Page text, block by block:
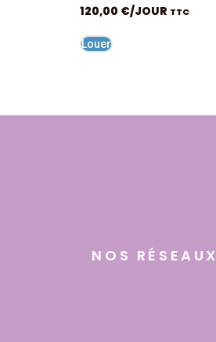
120,00 €/JOUR TTC
Louer
NOS RÉSEAUX